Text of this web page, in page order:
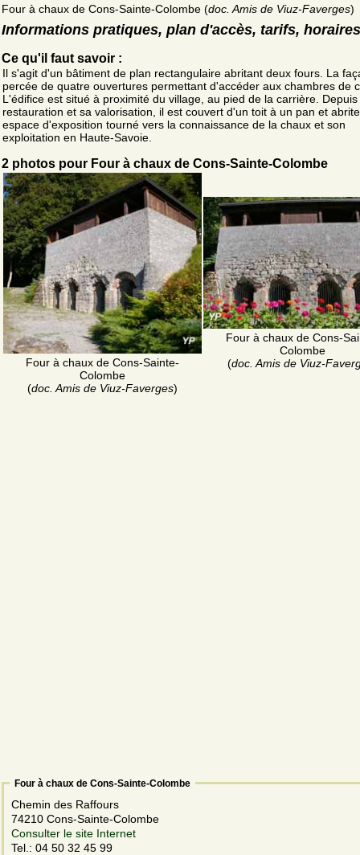
Four à chaux de Cons-Sainte-Colombe (doc. Amis de Viuz-Faverges)
Informations pratiques, plan d'accès, tarifs, horaires
Ce qu'il faut savoir :
Il s'agit d'un bâtiment de plan rectangulaire abritant deux fours. La
percée de quatre ouvertures permettant d'accéder aux chambres de
L'édifice est situé à proximité du village, au pied de la carrière. Depuis
restauration et sa valorisation, il est couvert d'un toit à un pan et
espace d'exposition tourné vers la connaissance de la chaux et son
exploitation en Haute-Savoie.
2 photos pour Four à chaux de Cons-Sainte-Colombe
Four à chaux de Cons-Sainte-
Colombe
(doc. Amis de Viuz-Faverges)
Four à chaux de Cons-
Colombe
(doc. Amis de Viuz-
Four à chaux de Cons-Sainte-Colombe
Chemin des Raffours
74210 Cons-Sainte-Colombe
Consulter le site Internet
Tel.: 04 50 32 45 99